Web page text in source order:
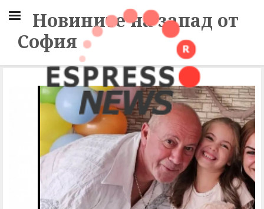
Новините на запад от
София